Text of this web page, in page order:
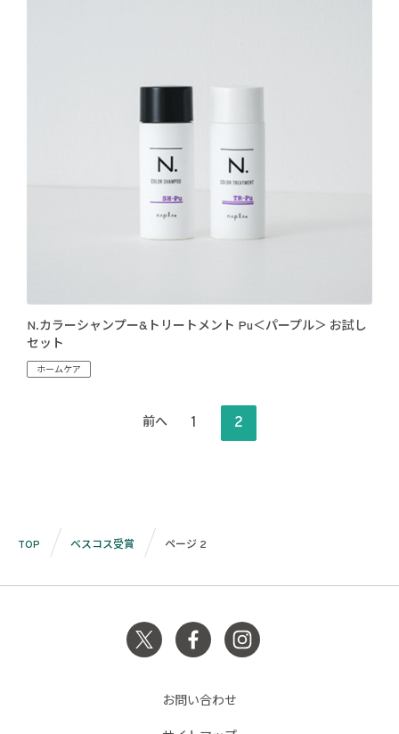
N.カラーシャンプー&トリートメント Pu＜パープル＞ お試し
セット
ホームケア
送
前へ 1 2
TOP ベスコス受賞 ページ 2
お問い合わせ